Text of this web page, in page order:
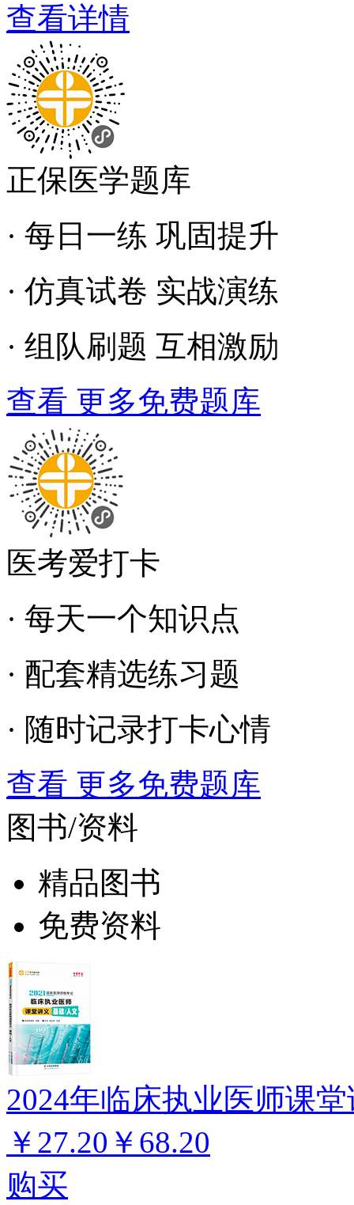
查看详情
正保医学题库
· 每日一练 巩固提升
· 仿真试卷 实战演练
· 组队刷题 互相激励
查看 更多免费题库
医考爱打卡
· 每天一个知识点
· 配套精选练习题
· 随时记录打卡心情
查看 更多免费题库
图书/资料
精品图书
免费资料
2024年临床执业医师课
￥27.20 ￥68.20
购买